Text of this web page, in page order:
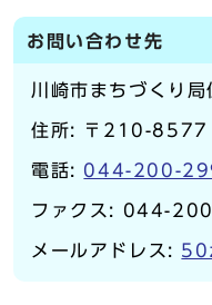
お問い合わせ先
川崎市まちづくり
住所: 〒210-8577
電話: 044-200-
ファクス: 044-
メールアドレス: